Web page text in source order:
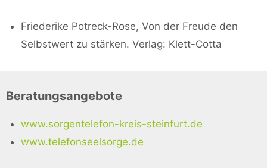
Friederike Potreck-Rose, Von der Freude den
Selbstwert zu stärken. Verlag: Klett-Cotta
Beratungsangebote
www.sorgentelefon-kreis-steinfurt.de
www.telefonseelsorge.de